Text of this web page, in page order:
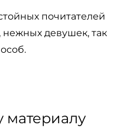
почитателей
девушек, так
материалу